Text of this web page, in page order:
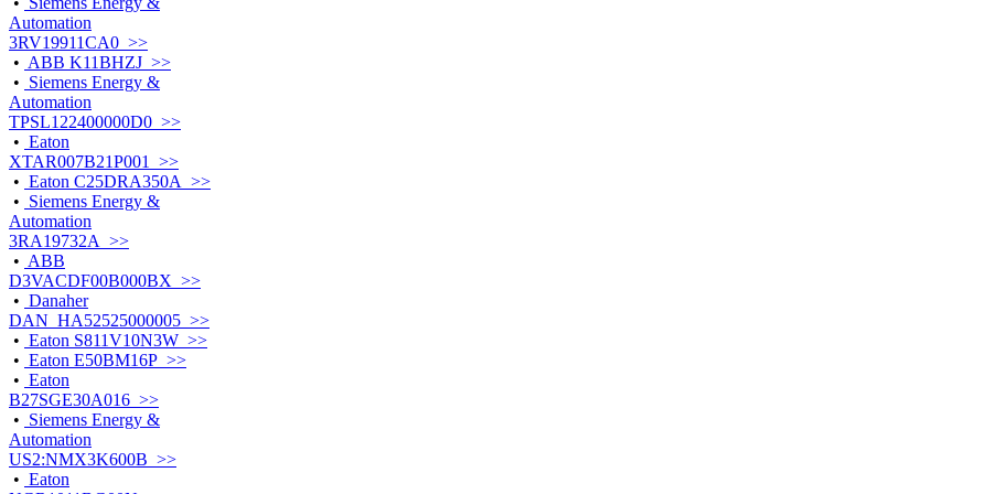
Automation
3RV19911CA0 >>
• ABB K11BHZJ >>
• Siemens Energy &
Automation
TPSL122400000D0 >>
• Eaton
XTAR007B21P001 >>
• Eaton C25DRA350A >>
• Siemens Energy &
Automation
3RA19732A >>
• ABB
D3VACDF00B000BX >>
• Danaher
DAN_HA52525000005 >>
• Eaton S811V10N3W >>
• Eaton E50BM16P >>
• Eaton
B27SGE30A016 >>
• Siemens Energy &
Automation
US2:NMX3K600B >>
• Eaton